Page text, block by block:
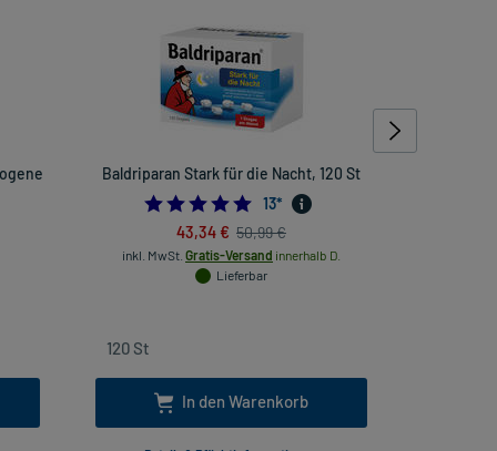
Baldriparan Stark für die Nacht, 120 St
4.6923076923076925
13*
43,34 € 50,99 €
inkl. MwSt. Gratis-Versand innerhalb D.
Lieferbar
In den Warenkorb